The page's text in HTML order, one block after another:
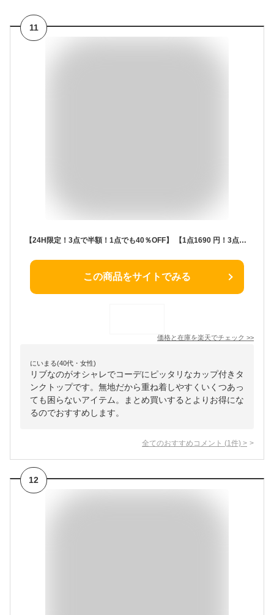
11
【24H限定！3点で半額！1点でも40％OFF】 【1点1690 円！3点買いクーポンで！】 タンクトップ レディース カップ付き ブラトップ 無地 リブ ノンワイヤー インナー ルームウェア ナイトブラ 涼しい 重ね着 トップス 春 夏 白 黒 おしゃれ[郵3]^t1106^
この商品をサイトでみる
価格と在庫を楽天でチェック >>
にいまる(40代・女性)
リブなのがオシャレでコーデにピッタリなカップ付きタ
ンクトップです。無地だから重ね着しやすくいくつあっ
ても困らないアイテム。まとめ買いするとよりお得にな
るのでおすすめします。
全てのおすすめコメント (1 件) >
12